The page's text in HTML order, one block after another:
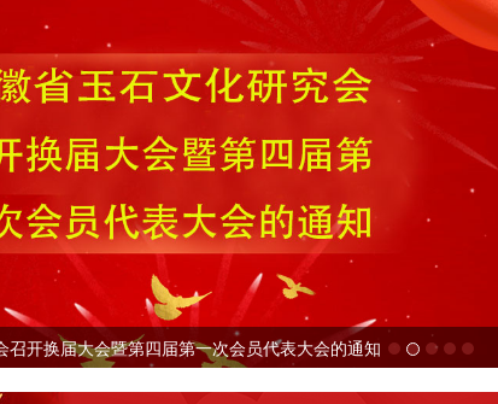
召开换届大会暨第四届第一次会员代表大会的通知